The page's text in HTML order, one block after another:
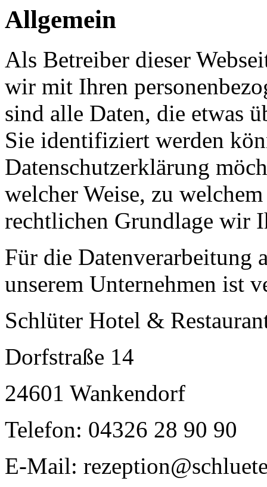
Allgemein
Als Betreiber dieser
wir mit Ihren
sind alle Daten, die etwas
Sie identifiziert werden
Datenschutzerklärung
welcher Weise, zu
rechtlichen Grundlage wir
Für die Datenverarbeitung
unserem Unternehmen ist
Schlüter Hotel &
Dorfstraße 14
24601 Wankendorf
Telefon: 04326 28 90 90
E-Mail: